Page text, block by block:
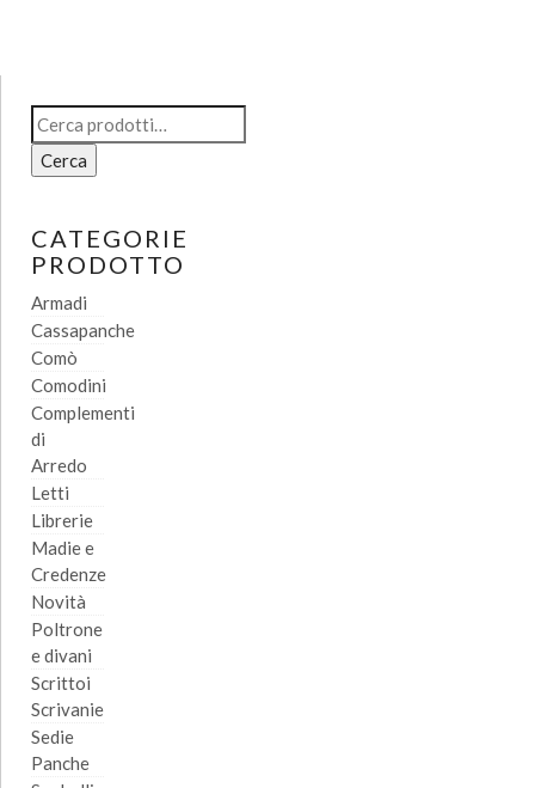
Cerca:
Cerca
CATEGORIE
PRODOTTO
Armadi
Cassapanche
Comò
Comodini
Complementi
di
Arredo
Letti
Librerie
Madie e
Credenze
Novità
Poltrone
e divani
Scrittoi
Scrivanie
Sedie
Panche